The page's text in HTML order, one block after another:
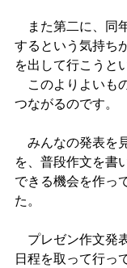
また第二に、同
するという気持ち
を出して行こうと
このよりよいも
つながるのです。
みんなの発表を
を、普段作文を書
できる機会を作っ
た。
プレゼン作文発
日程を取って行っ